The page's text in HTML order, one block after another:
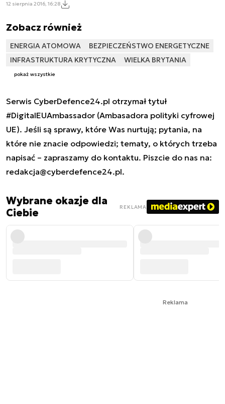
12 sierpnia 2016, 16:28
Zobacz również
ENERGIA ATOMOWA
BEZPIECZEŃSTWO ENERGETYCZNE
INFRASTRUKTURA KRYTYCZNA
WIELKA BRYTANIA
pokaż wszystkie
Serwis CyberDefence24.pl otrzymał tytuł
#DigitalEUAmbassador (Ambasadora polityki cyfrowej
UE). Jeśli są sprawy, które Was nurtują; pytania, na
które nie znacie odpowiedzi; tematy, o których trzeba
napisać – zapraszamy do kontaktu. Piszcie do nas na:
redakcja@cyberdefence24.pl.
Wybrane okazje dla
Ciebie
REKLAMA
Reklama